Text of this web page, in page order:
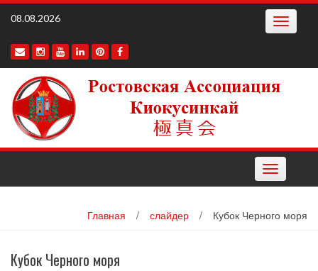
Наверх
08.08.2026 Toggle
Toggle
navigation
Главная / слайдер / Кубок Черного моря
Кубок Черного моря